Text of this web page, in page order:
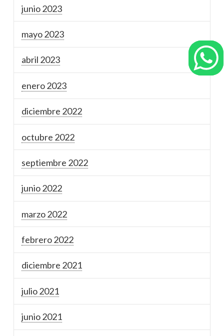
junio 2023
mayo 2023
abril 2023
enero 2023
diciembre 2022
octubre 2022
septiembre 2022
junio 2022
marzo 2022
febrero 2022
diciembre 2021
julio 2021
junio 2021